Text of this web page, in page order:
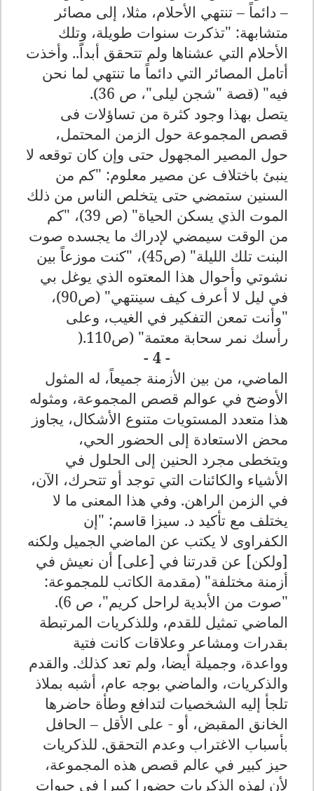
– دائماً – تنتهي الأحلام، مثلا، إلى مصائر
متشابهة: "تذكرت سنوات طويلة، وتلك
الأحلام التي عشناها ولم تتحقق أبداًَ.. وأخذت
أتامل المصائر التي دائماً ما تنتهي لما نحن
فيه" (قصة "شجن ليلى"، ص 36)
.
يتصل بهذا وجود كثرة من تساؤلات فى
قصص المجموعة حول الزمن المحتمل،
حول المصير المجهول حتى وإن كان توقعه لا
ينبئ باختلاف عن مصير معلوم: "كم من
السنين ستمضي حتى يتخلص الناس من ذلك
الموت الذي يسكن الحياة" (ص 39)، "كم
من الوقت سيمضي لإدراك ما يجسده صوت
البنت تلك الليلة" (ص45)، "كنت موزعاً بين
نشوتي وأحوال هذا المعتوه الذي يوغل بي
في ليل لا أعرف كيف سينتهي" (ص90)،
"وأنت تمعن التفكير في الغيب، وعلى
رأسك نمر سحابة معتمة" (ص110
).
- 4 -
الماضي، من بين الأزمنة جميعاً، له المثول
الأوضح في عوالم قصص المجموعة، ومثوله
هذا متعدد المستويات متنوع الأشكال، يجاوز
محض الاستعادة إلى الحضور الحي،
ويتخطى مجرد الحنين إلى الحلول في
الأشياء والكائنات التي توجد أو تتحرك، الآن،
في الزمن الراهن. وفي هذا المعنى ما لا
يختلف مع تأكيد د. سيزا قاسم: "إن
الكفراوى لا يكتب عن الماضي الجميل ولكنه
[ولكن] عن قدرتنا في [على] أن نعيش في
أزمنة مختلفة" (مقدمة الكاتب للمجموعة:
"صوت من الأبدية لراحل كريم"، ص 6)
.
الماضي تمثيل للقدم، وللذكريات المرتبطة
بقدرات ومشاعر وعلاقات كانت فتية
وواعدة، وجميلة أيضا، ولم تعد كذلك. والقدم
والذكريات، والماضي بوجه عام، أشبه بملاذ
تلجأ إليه الشخصيات لتدافع وطأة حاضرها
الخانق المقبض، أو - على الأقل – الحافل
بأسباب الاغتراب وعدم التحقق. للذكريات
حيز كبير في عالم قصص هذه المجموعة،
لأن لهذه الذكريات حضورا كبيرا في حيوات